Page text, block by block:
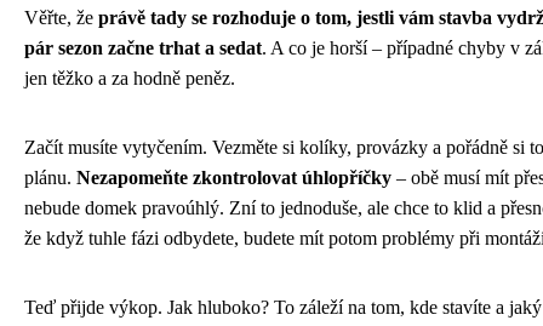
Věřte, že právě tady se rozhoduje o tom, jestli vám stavba
pár sezon začne trhat a sedat. A co je horší – případné chyby v
jen těžko a za hodně peněz.
Začít musíte vytyčením. Vezměte si kolíky, provázky a pořádně si
plánu. Nezapomeňte zkontrolovat úhlopříčky – obě musí mít
nebude domek pravoúhlý. Zní to jednoduše, ale chce to klid a
že když tuhle fázi odbydete, budete mít potom problémy při
Teď přijde výkop. Jak hluboko? To záleží na tom, kde stavíte a